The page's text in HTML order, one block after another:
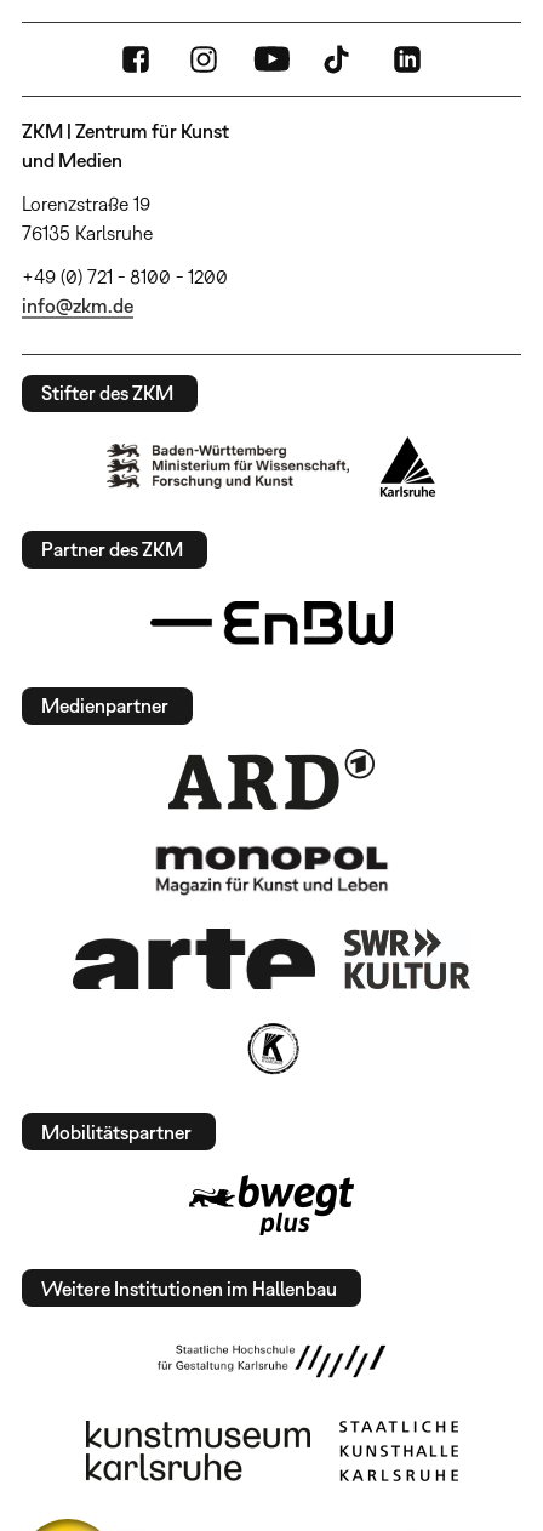
ZKM | Zentrum für Kunst
und Medien
Lorenzstraße 19
76135 Karlsruhe
+49 (0) 721 - 8100 - 1200
info@zkm.de
Stifter des ZKM
Partner des ZKM
Medienpartner
Mobilitätspartner
Weitere Institutionen im Hallenbau